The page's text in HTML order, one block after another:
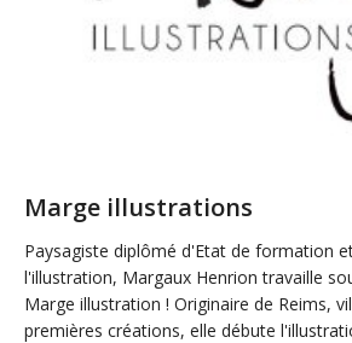
Marge illustrations
Paysagiste diplômé d'Etat de formation
l'illustration, Margaux Henrion travaille
Marge illustration ! Originaire de Reims,
premières créations, elle débute